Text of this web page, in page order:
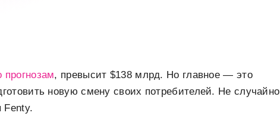
прогнозам, превысит $138 млрд. Но главное — это
новую смену своих потребителей. Не случайно
Fenty.